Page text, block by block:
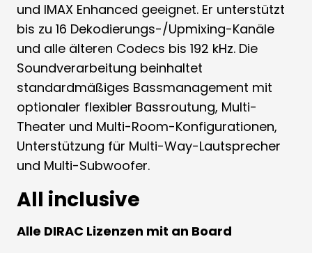
und IMAX Enhanced geeignet. Er unterstützt
bis zu 16 Dekodierungs-/Upmixing-Kanäle
und alle älteren Codecs bis 192 kHz. Die
Soundverarbeitung beinhaltet
standardmäßiges Bassmanagement mit
optionaler flexibler Bassroutung, Multi-
Theater und Multi-Room-Konfigurationen,
Unterstützung für Multi-Way-Lautsprecher
und Multi-Subwoofer.
All inclusive
Alle DIRAC Lizenzen mit an Board